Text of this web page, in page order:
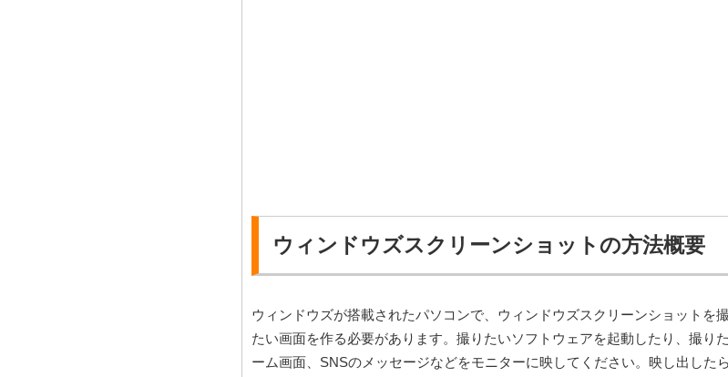
ウィンドウズスクリーンショットの方法概要
ウィンドウズが搭載されたパソコンで、ウィンドウズスクリーンショットを
たい画面を作る必要があります。撮りたいソフトウェアを起動したり、撮り
ーム画面、SNSのメッセージなどをモニターに映してください。映し出した